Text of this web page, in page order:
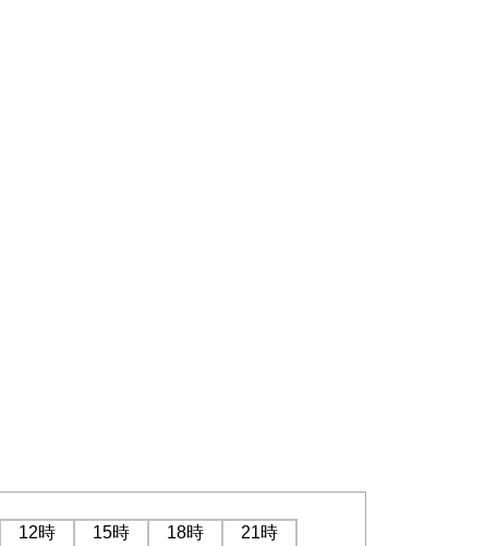
12時 15時 18時 21時